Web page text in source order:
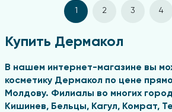
1 2 3 4
Купить Дермакол
В нашем интернет-магазине вы
косметику Дермакол по цене
Молдову. Филиалы во многих
Кишинев, Бельцы, Кагул, Комрат,